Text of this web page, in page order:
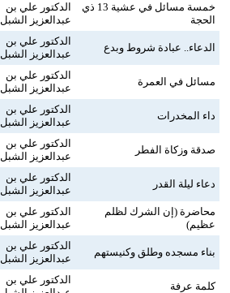
خمسة مسائل في عشية 13 ذي
الحجة
الدكتور علي بن
عبدالعزيز الشبل
الدعاء.. عبادة شروط وبدع
الدكتور علي بن
عبدالعزيز الشبل
مسائل في العمرة
الدكتور علي بن
عبدالعزيز الشبل
داء المخدرات
الدكتور علي بن
عبدالعزيز الشبل
صدقة وزكاة الفطر
الدكتور علي بن
عبدالعزيز الشبل
دعاء ليلة القدر
الدكتور علي بن
عبدالعزيز الشبل
محاضرة (إن الشرك لظلم
عظيم)
الدكتور علي بن
عبدالعزيز الشبل
بناء مسجده وطلق وكنيستهم
الدكتور علي بن
عبدالعزيز الشبل
كلمة عرفة
الدكتور علي بن